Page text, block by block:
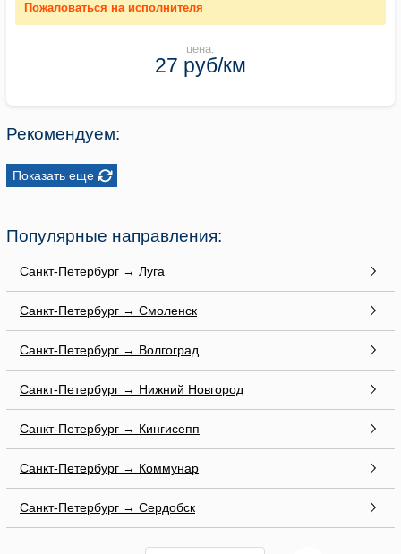
Пожаловаться на исполнителя
цена:
27 руб/км
Рекомендуем:
Показать еще
Популярные направления:
Санкт-Петербург → Луга
Санкт-Петербург → Смоленск
Санкт-Петербург → Волгоград
Санкт-Петербург → Нижний Новгород
Санкт-Петербург → Кингисепп
Санкт-Петербург → Коммунар
Санкт-Петербург → Сердобск